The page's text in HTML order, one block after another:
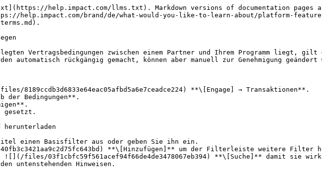
help.impact.com/llms.txt). Markdown versions of documentation pages
help.impact.com/brand/de/what-would-you-like-to-learn-about/platform-
Vertragsbedingungen zwischen einem Partner und Ihrem Programm liegt,
automatisch rückgängig gemacht, können aber manuell zur Genehmigung geändert
**\[Engage] → Transaktionen**.
der Bedingungen**.
herunterladen
einen Basisfilter aus oder geben Sie ihn ein.